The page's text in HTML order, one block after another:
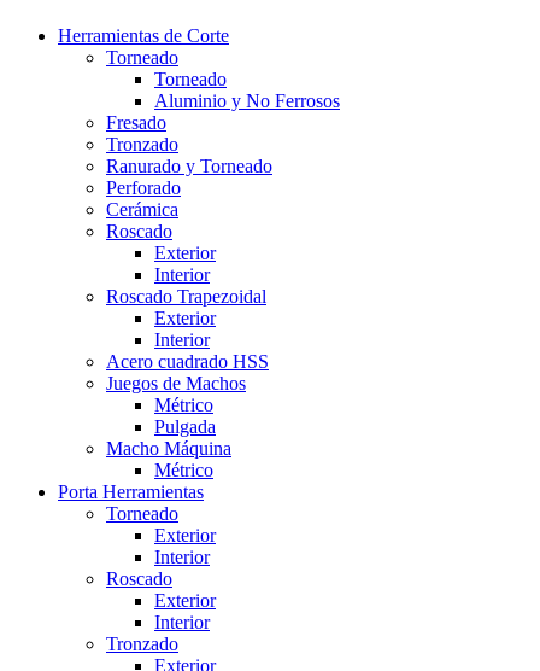
Herramientas de Corte
Torneado
Torneado
Aluminio y No Ferrosos
Fresado
Tronzado
Ranurado y Torneado
Perforado
Cerámica
Roscado
Exterior
Interior
Roscado Trapezoidal
Exterior
Interior
Acero cuadrado HSS
Juegos de Machos
Métrico
Pulgada
Macho Máquina
Métrico
Porta Herramientas
Torneado
Exterior
Interior
Roscado
Exterior
Interior
Tronzado
Exterior